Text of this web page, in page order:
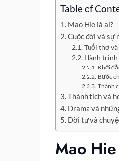
Table of
Mao Hie là ai?
Cuộc đời và sự
Tuổi thơ
Hành trình
Khởi
Bước
Thành
Thành tích và
Drama và
Đời tư và
Mao